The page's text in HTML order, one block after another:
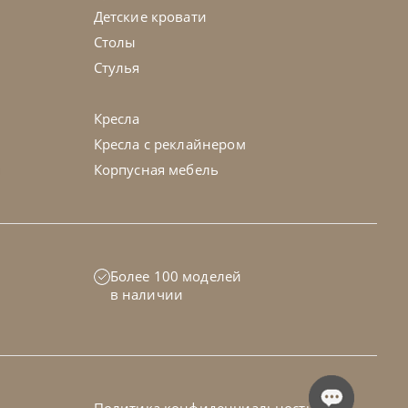
Детские кровати
Столы
Стулья
Кресла
Кресла с реклайнером
Корпусная мебель
Более 100 моделей
в наличии